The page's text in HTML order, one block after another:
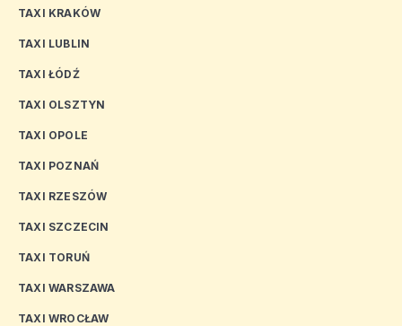
TAXI KRAKÓW
TAXI LUBLIN
TAXI ŁÓDŹ
TAXI OLSZTYN
TAXI OPOLE
TAXI POZNAŃ
TAXI RZESZÓW
TAXI SZCZECIN
TAXI TORUŃ
TAXI WARSZAWA
TAXI WROCŁAW